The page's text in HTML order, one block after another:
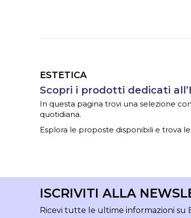
ESTETICA
Scopri i prodotti dedicati
In questa pagina trovi una selezione
quotidiana.
Esplora le proposte disponibili e trova
ISCRIVITI ALLA
Ricevi tutte le ultime informazioni su